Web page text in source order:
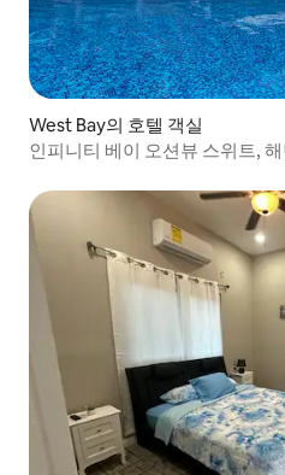
West Bay의 호텔 객실
인피니티 베이 오션뷰 스위트,